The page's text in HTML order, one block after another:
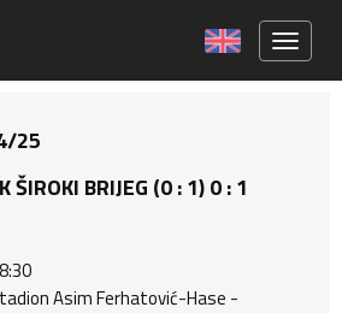
25
ŠIROKI BRIJEG (0 : 1) 0 : 1
Asim Ferhatović-Hase -